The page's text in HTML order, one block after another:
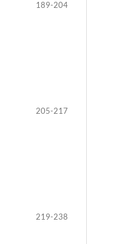
189-204
205-217
219-238